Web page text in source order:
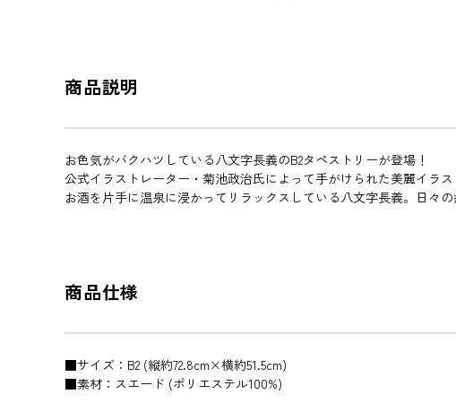
商品説明
お色気がバクハツしている八文字長義のB2タペストリーが登場！
公式イラストレーター・菊池政治氏によって手がけられた美麗イラス
お酒を片手に温泉に浸かってリラックスしている八文字長義。日々
商品仕様
■サイズ：B2 (縦約72.8cm×横約51.5cm)
■素材：スエード (ポリエステル100%)